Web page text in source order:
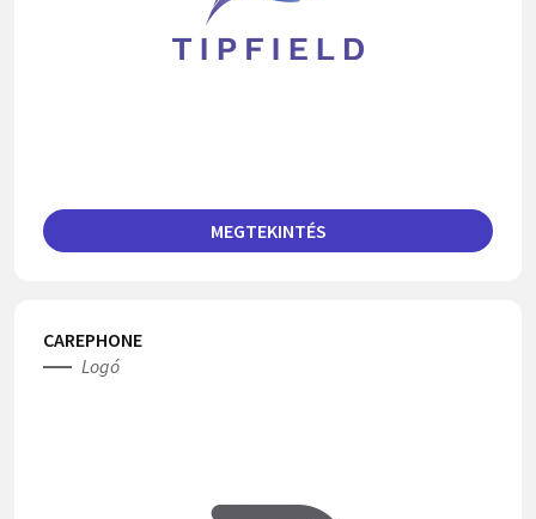
MEGTEKINTÉS
CAREPHONE
Logó